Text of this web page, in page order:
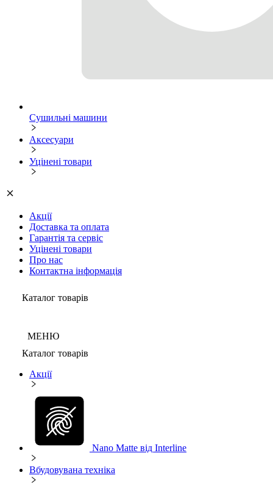
Сушильні машини
Аксесуари
Уцінені товари
Акції
Доставка та оплата
Гарантія та сервіс
Уцінені товари
Про нас
Контактна інформація
Каталог товарів
МЕНЮ
Каталог товарів
Акції
Nano Matte від Interline
Вбудовувана техніка